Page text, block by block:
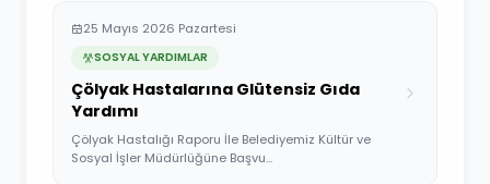
25 Mayıs 2026 Pazartesi
SOSYAL YARDIMLAR
Çölyak Hastalarına Glütensiz Gıda
Yardımı
Çölyak Hastalığı Raporu İle Belediyemiz Kültür ve
Sosyal İşler Müdürlüğüne Başvu...